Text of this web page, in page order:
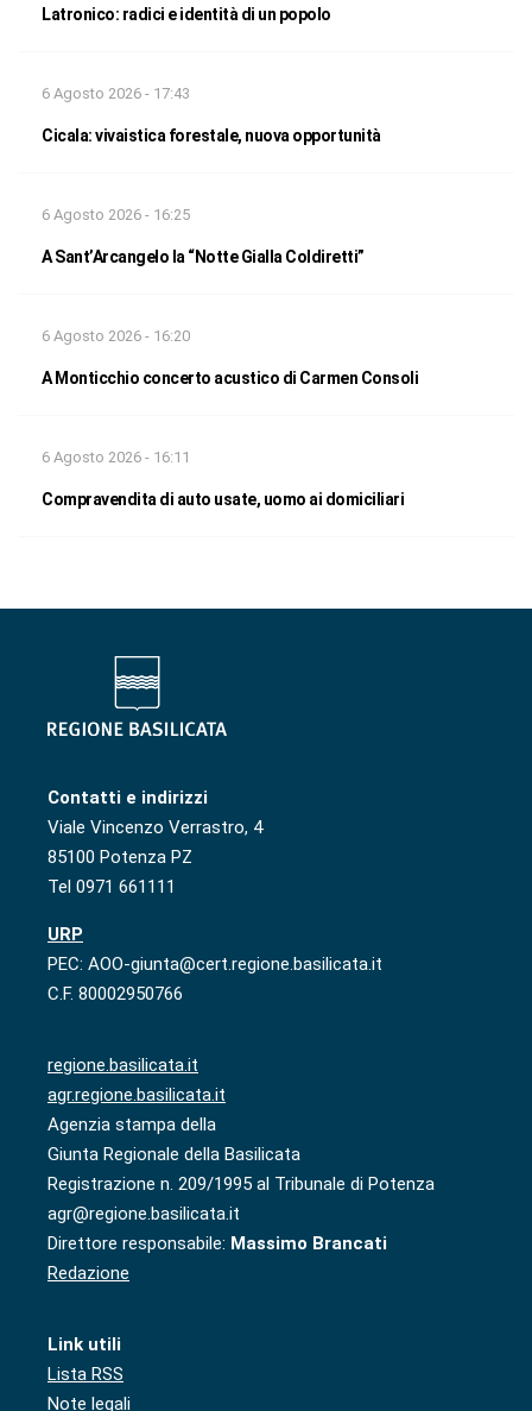
Latronico: radici e identità di un popolo
6 Agosto 2026 - 17:43
Cicala: vivaistica forestale, nuova opportunità
6 Agosto 2026 - 16:25
A Sant’Arcangelo la “Notte Gialla Coldiretti”
6 Agosto 2026 - 16:20
A Monticchio concerto acustico di Carmen Consoli
6 Agosto 2026 - 16:11
Compravendita di auto usate, uomo ai domiciliari
Contatti e indirizzi
Viale Vincenzo Verrastro, 4
85100 Potenza PZ
Tel 0971 661111
URP
PEC: AOO-giunta@cert.regione.basilicata.it
C.F. 80002950766
regione.basilicata.it
agr.regione.basilicata.it
Agenzia stampa della
Giunta Regionale della Basilicata
Registrazione n. 209/1995 al Tribunale di Potenza
agr@regione.basilicata.it
Direttore responsabile: Massimo Brancati
Redazione
Link utili
Lista RSS
Note legali